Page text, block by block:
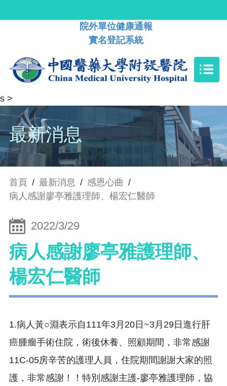
院外單位健康通報
實名登記系統
s >
最新消息
首頁 / 最新消息 / 感恩心曲 /
病人感謝廖亭雅護理師、楊宏仁醫師
2022/3/29
病人感謝廖亭雅護理師、
楊宏仁醫師
1.病人黃○淵表示自111年3月20日~3月29日進行肝
癌腫瘤手術住院，術後休養、照顧期間，非常感謝
11C-05房辛苦的護理人員，住院期間謝謝大家的照
護，非常感謝！！特別感謝主護-廖亭雅護理師，協